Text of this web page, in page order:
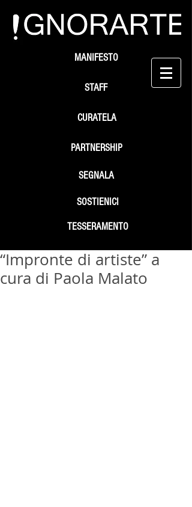
STAFF
SEGNALA
SOSTIENICI
MANIFESTO
PARTNERSHIP
TESSERAMENTO
CURATELA
“Impronte di artiste” a
cura di Paola Malato